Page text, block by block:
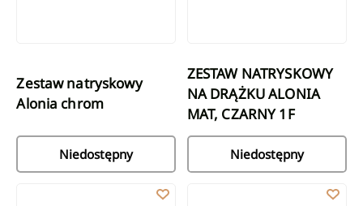
Zestaw natryskowy
Alonia chrom
Niedostępny
ZESTAW NATRYSKOWY
NA DRĄŻKU ALONIA
MAT, CZARNY 1F
Niedostępny
Zestaw natryskowy na drążku Kalitea czarnyZESTAW NATRYSKOWY NA